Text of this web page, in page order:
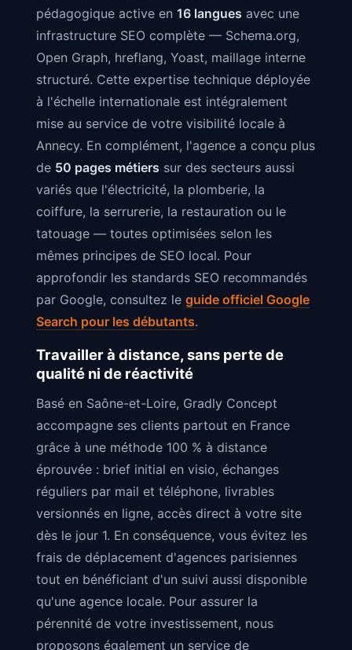
pédagogique active en 16 langues avec une
infrastructure SEO complète — Schema.org,
Open Graph, hreflang, Yoast, maillage interne
structuré. Cette expertise technique déployée
à l'échelle internationale est intégralement
mise au service de votre visibilité locale à
Annecy. En complément, l'agence a conçu plus
de 50 pages métiers sur des secteurs aussi
variés que l'électricité, la plomberie, la
coiffure, la serrurerie, la restauration ou le
tatouage — toutes optimisées selon les
mêmes principes de SEO local. Pour
approfondir les standards SEO recommandés
par Google, consultez le guide officiel Google
Search pour les débutants.
Travailler à distance, sans perte de
qualité ni de réactivité
Basé en Saône-et-Loire, Gradly Concept
accompagne ses clients partout en France
grâce à une méthode 100 % à distance
éprouvée : brief initial en visio, échanges
réguliers par mail et téléphone, livrables
versionnés en ligne, accès direct à votre site
dès le jour 1. En conséquence, vous évitez les
frais de déplacement d'agences parisiennes
tout en bénéficiant d'un suivi aussi disponible
qu'une agence locale. Pour assurer la
pérennité de votre investissement, nous
proposons également un service de